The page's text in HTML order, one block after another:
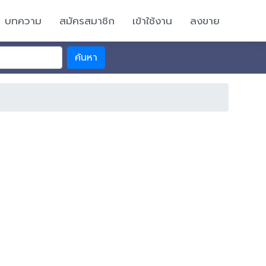
บทความ สมัครสมาชิก เข้าใช้งาน ลงขาย
ค้นหา